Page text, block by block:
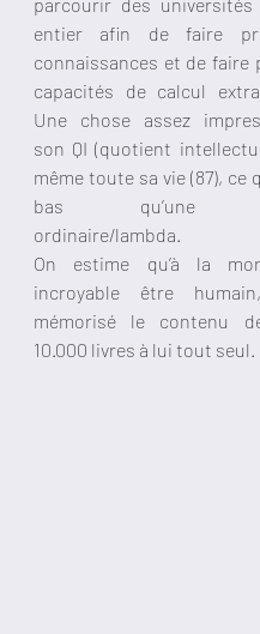
entier afin de faire
connaissances et de faire
capacités de calcul
Une chose assez
son QI (quotient
même toute sa vie (87), ce
bas qu’une
ordinaire/lambda.
On estime qu’à la
incroyable être
mémorisé le contenu
10.000 livres à lui tout seul.